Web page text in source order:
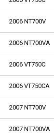
2006 NT700V
2006 NT700VA
2006 VT750C
2006 VT750CA
2007 NT700V
2007 NT700VA